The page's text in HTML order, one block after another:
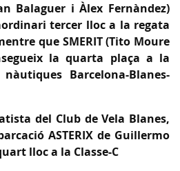
Balaguer i Àlex Fernàndez)
tercer lloc a la regata
que SMERIT (Tito Moure
la quarta plaça a la
Barcelona-Blanes-
del Club de Vela Blanes,
ASTERIX de Guillermo
lloc a la Classe-C